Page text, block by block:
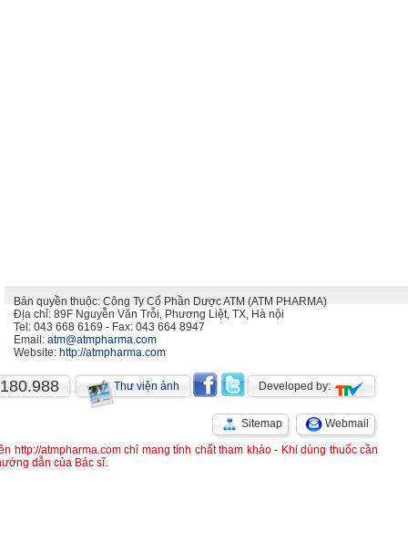
Bản quyền thuộc: Công Ty Cổ Phần Dược ATM (ATM PHARMA)
Địa chỉ: 89F Nguyễn Văn Trỗi, Phương Liệt, TX, Hà nội
Tel: 043 668 6169 - Fax: 043 664 8947
Email: atm@atmpharma.com
Website: http://atmpharma.com
Developed by:
Thư viện ảnh
Webmail
Sitemap
http://atmpharma.com chỉ mang tính chất tham khảo - Khi dùng thuốc cần
dẫn của Bác sĩ.